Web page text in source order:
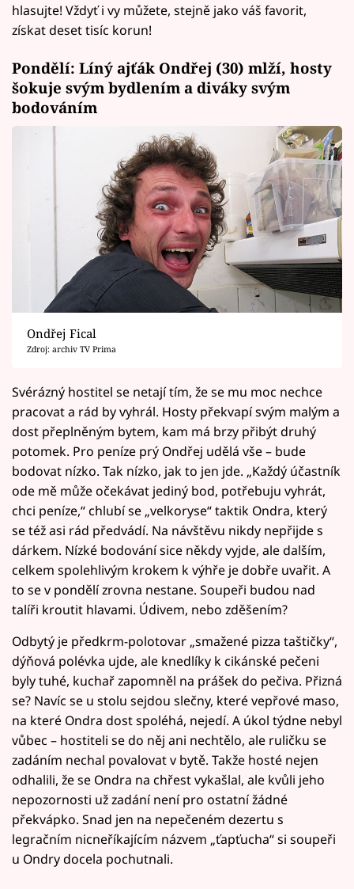
hlasujte! Vždyť i vy můžete, stejně jako váš favorit,
získat deset tisíc korun!
Pondělí: Líný ajťák Ondřej (30) mlží, hosty
šokuje svým bydlením a diváky svým
bodováním
Ondřej Fical
Zdroj: archiv TV Prima
Svérázný hostitel se netají tím, že se mu moc nechce
pracovat a rád by vyhrál. Hosty překvapí svým malým a
dost přeplněným bytem, kam má brzy přibýt druhý
potomek. Pro peníze prý Ondřej udělá vše – bude
bodovat nízko. Tak nízko, jak to jen jde. „Každý účastník
ode mě může očekávat jediný bod, potřebuju vyhrát,
chci peníze,“ chlubí se „velkoryse“ taktik Ondra, který
se též asi rád předvádí. Na návštěvu nikdy nepřijde s
dárkem. Nízké bodování sice někdy vyjde, ale dalším,
celkem spolehlivým krokem k výhře je dobře uvařit. A
to se v pondělí zrovna nestane. Soupeři budou nad
talíři kroutit hlavami. Údivem, nebo zděšením?
Odbytý je předkrm-polotovar „smažené pizza taštičky“,
dýňová polévka ujde, ale knedlíky k cikánské pečeni
byly tuhé, kuchař zapomněl na prášek do pečiva. Přizná
se? Navíc se u stolu sejdou slečny, které vepřové maso,
na které Ondra dost spoléhá, nejedí. A úkol týdne nebyl
vůbec – hostiteli se do něj ani nechtělo, ale ruličku se
zadáním nechal povalovat v bytě. Takže hosté nejen
odhalili, že se Ondra na chřest vykašlal, ale kvůli jeho
nepozornosti už zadání není pro ostatní žádné
překvápko. Snad jen na nepečeném dezertu s
legračním nicneříkajícím názvem „ťapťucha“ si soupeři
u Ondry docela pochutnali.